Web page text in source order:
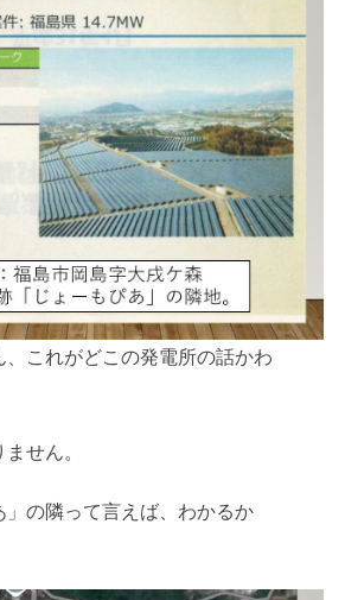
、これがどこの発電所の話かわ
せん。
」の隣って言えば、わかるか